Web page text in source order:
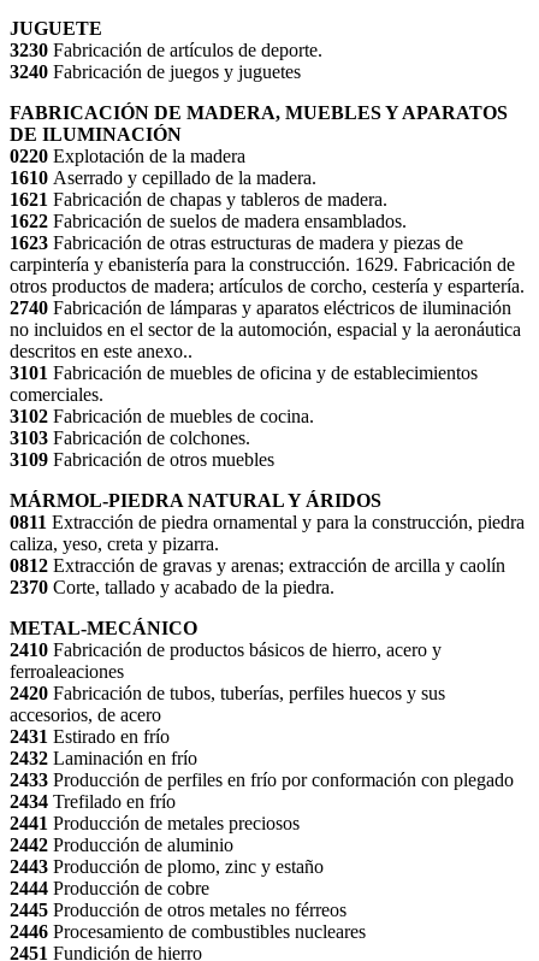
JUGUETE
3230 Fabricación de artículos de deporte.
3240 Fabricación de juegos y juguetes
FABRICACIÓN DE MADERA, MUEBLES Y APARATOS
DE ILUMINACIÓN
0220 Explotación de la madera
1610 Aserrado y cepillado de la madera.
1621 Fabricación de chapas y tableros de madera.
1622 Fabricación de suelos de madera ensamblados.
1623 Fabricación de otras estructuras de madera y piezas de
carpintería y ebanistería para la construcción. 1629. Fabricación de
otros productos de madera; artículos de corcho, cestería y espartería.
2740 Fabricación de lámparas y aparatos eléctricos de iluminación
no incluidos en el sector de la automoción, espacial y la aeronáutica
descritos en este anexo..
3101 Fabricación de muebles de oficina y de establecimientos
comerciales.
3102 Fabricación de muebles de cocina.
3103 Fabricación de colchones.
3109 Fabricación de otros muebles
MÁRMOL-PIEDRA NATURAL Y ÁRIDOS
0811 Extracción de piedra ornamental y para la construcción, piedra
caliza, yeso, creta y pizarra.
0812 Extracción de gravas y arenas; extracción de arcilla y caolín
2370 Corte, tallado y acabado de la piedra.
METAL-MECÁNICO
2410 Fabricación de productos básicos de hierro, acero y
ferroaleaciones
2420 Fabricación de tubos, tuberías, perfiles huecos y sus
accesorios, de acero
2431 Estirado en frío
2432 Laminación en frío
2433 Producción de perfiles en frío por conformación con plegado
2434 Trefilado en frío
2441 Producción de metales preciosos
2442 Producción de aluminio
2443 Producción de plomo, zinc y estaño
2444 Producción de cobre
2445 Producción de otros metales no férreos
2446 Procesamiento de combustibles nucleares
2451 Fundición de hierro